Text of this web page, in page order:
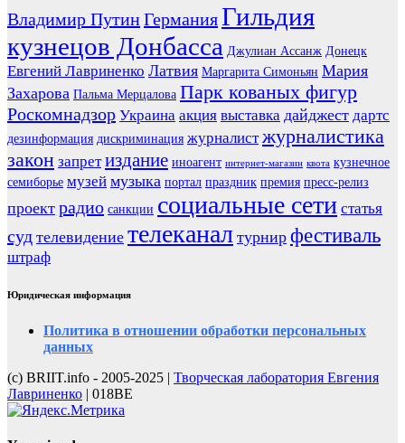
Владимир ПутинГерманияГильдия
кузнецов Донбасса Джулиан Ассанж Донецк
Евгений Лавриненко Латвия Маргарита Симоньян Мария
Захарова Пальма Мерцалова Парк кованых фигур
Роскомнадзор Украина акция выставка дайджест дартс
дезинформация дискриминация журналист журналистика
закон запрет издание иноагент интернет-магазин квота кузнечное
семиборье музей музыка портал праздник премия пресс-релиз
проект радио санкции социальные сети статья
суд телевидение телеканал турнир фестиваль
штраф
Юридическая информация
Политика в отношении обработки персональных
данных
(с) BRIIT.info - 2005-2025 | Творческая лаборатория Евгения
Лавриненко | 018BE